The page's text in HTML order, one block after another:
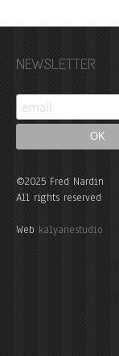
NEWSLETTER
©2025 Fred Nardin
All rights reserved
Web kalyanestudio